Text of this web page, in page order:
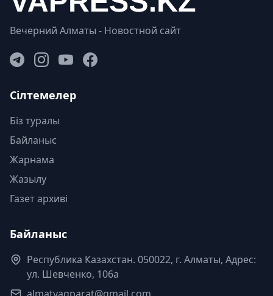
Вечерний Алматы - Новостной сайт
Сілтемелер
Біз туралы
Байланыс
Жарнама
Жазылу
Газет архиві
Байланыс
Республика Казахстан. 050022, г. Алматы, Адрес:
ул. Шевченко, 106а